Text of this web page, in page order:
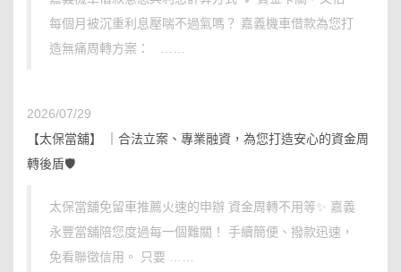
每個月被沉重利息壓喘不過氣嗎？ 嘉義機車借款為您打
造無痛周轉方案： ……
2026/07/29
【太保當舖】 ｜合法立案、專業融資，為您打造安心的資金周
轉後盾🛡️
太保當舖免留車推薦火速的申辦 資金周轉不用等✨ 嘉義
永豐當舖陪您度過每一個難關！ 手續簡便、撥款迅速，
免看聯徵信用。 只要 ……